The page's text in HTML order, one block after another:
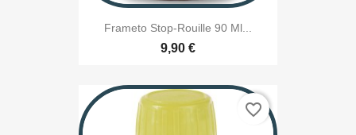
Frameto Stop-Rouille 90 Ml...
9,90 €
favorite_border